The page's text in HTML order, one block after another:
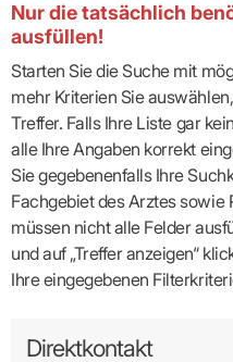
Nur die tatsächlich
ausfüllen!
Starten Sie die Suche mit
mehr Kriterien Sie
Treffer. Falls Ihre Liste gar
alle Ihre Angaben korrekt
Sie gegebenenfalls Ihre
Fachgebiet des Arztes sowie
müssen nicht alle Felder
und auf „Treffer anzeigen“
Ihre eingegebenen
Direktkontakt